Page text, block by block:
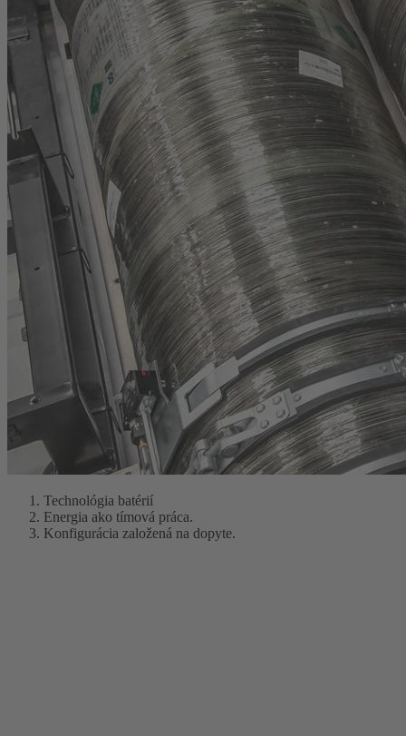
Technológia batérií
Energia ako tímová práca.
Konfigurácia založená na dopyte.